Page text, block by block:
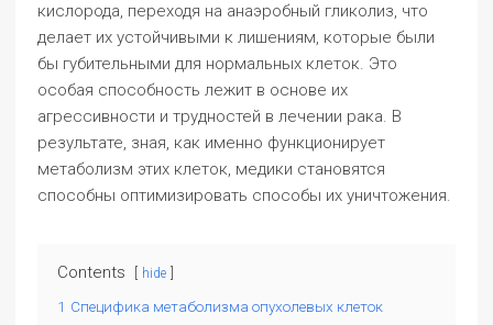
кислорода, переходя на анаэробный гликолиз, что
делает их устойчивыми к лишениям, которые были
бы губительными для нормальных клеток. Это
особая способность лежит в основе их
агрессивности и трудностей в лечении рака. В
результате, зная, как именно функционирует
метаболизм этих клеток, медики становятся
способны оптимизировать способы их уничтожения.
Contents hide
1 Специфика метаболизма опухолевых клеток